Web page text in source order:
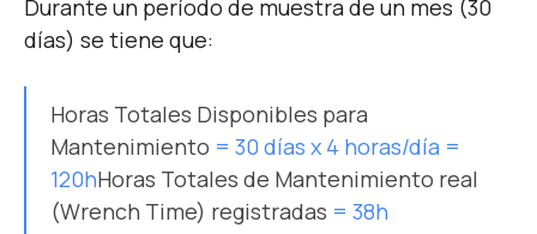
Durante un período de muestra de un mes (30
días) se tiene que:
Horas Totales Disponibles para
Mantenimiento = 30 días x 4 horas/día =
120hHoras Totales de Mantenimiento real
(Wrench Time) registradas = 38h